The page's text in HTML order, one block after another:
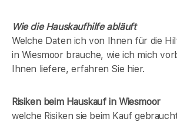
Wie die Hauskaufhilfe abläuft
Welche Daten ich von Ihnen für die
in Wiesmoor brauche, wie ich mich
Ihnen liefere, erfahren Sie hier.
Risiken beim Hauskaufin Wiesmoor
welche Risiken sie beim Kauf